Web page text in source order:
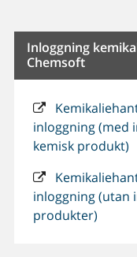
Inloggning
Chemsoft
inloggning (med
kemisk produkt)
inloggning (utan
produkter)